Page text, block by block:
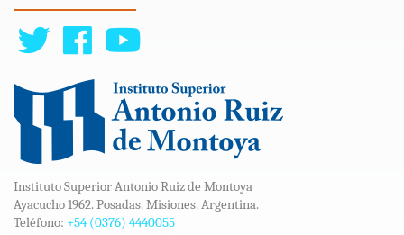
Instituto Superior Antonio Ruiz de Montoya
Ayacucho 1962. Posadas. Misiones. Argentina.
Teléfono: +54 (0376) 4440055